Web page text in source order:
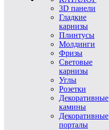
3D панели
Гладкие
карнизы
Плинтусы
Молдинги
Фризы
Световые
карнизы
Углы
Розетки
Декоративные
камины
Декоративные
порталы